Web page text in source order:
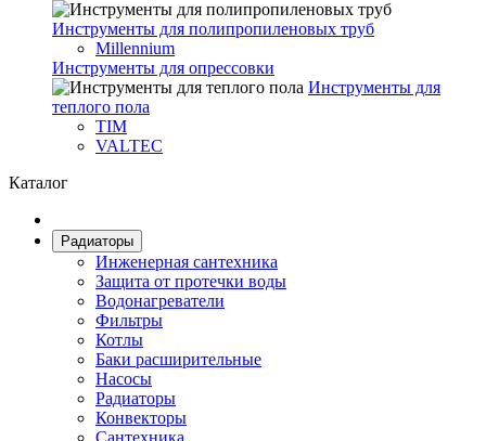
Инструменты для полипропиленовых труб
Millennium
Инструменты для опрессовки
Инструменты для
теплого пола
TIM
VALTEC
Каталог
Радиаторы
Инженерная сантехника
Защита от протечки воды
Водонагреватели
Фильтры
Котлы
Баки расширительные
Насосы
Радиаторы
Конвекторы
Сантехника